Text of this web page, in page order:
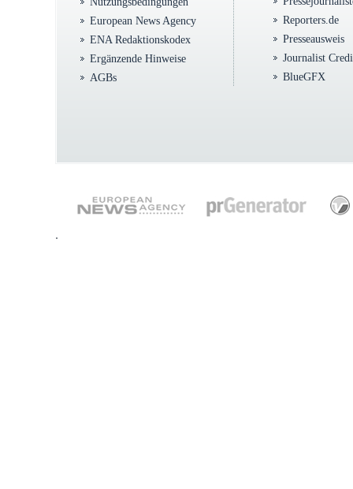
European News Agency
ENA Redaktionskodex
Ergänzende Hinweise
AGBs
Reporters.de
Presseausweis
Journalist
BlueGFX
.